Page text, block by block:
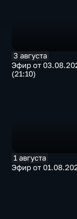
3 августа
Эфир от
(21:10)
1 августа
Эфир от